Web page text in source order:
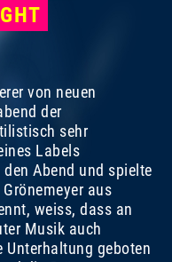
von neuen
der
sehr
Labels
Abend und spielte
aus
weiss, dass an
Musik auch
Unterhaltung geboten